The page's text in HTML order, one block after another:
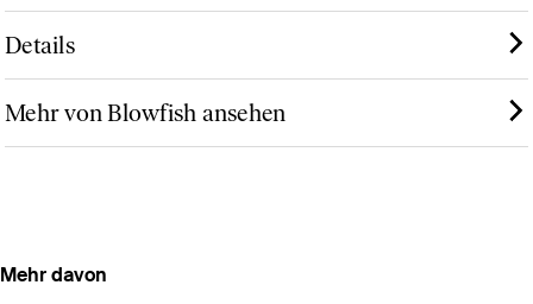
Details
Mehr von Blowfish ansehen
Mehr davon